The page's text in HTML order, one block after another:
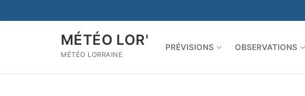
au
MÉTÉO LOR'
MÉTÉO LORRAINE
PRÉVISIONS OBSERVATIONS